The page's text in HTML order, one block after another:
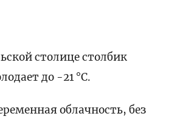
столице столбик
до -21 °C.
облачность, без